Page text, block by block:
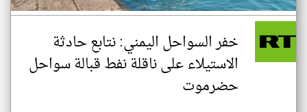
خفر السواحل اليمني: نتابع حادثة
الاستيلاء على ناقلة نفط قبالة سواحل
حضرموت